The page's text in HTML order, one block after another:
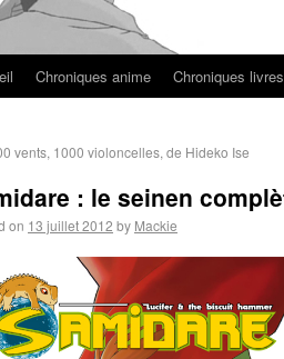
Chroniques anime Chroniques
vents, 1000 violoncelles, de Hideko Ise
: le seinen
on 13 juillet 2012 by Mackie